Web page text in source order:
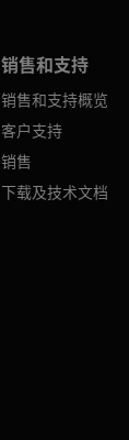
销售和支持
销售和支持概览
客户支持
销售
下载及技术文档